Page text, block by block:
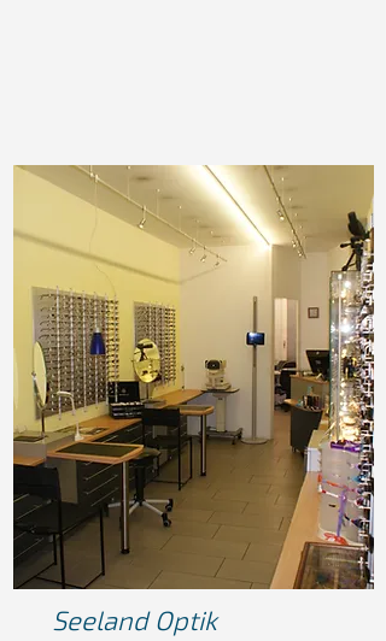
SeelandOptik